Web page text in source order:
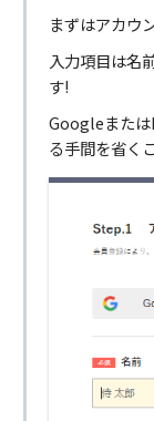
まずはアカウ
入力項目は名
す!
Googleまたは
る手間を省く